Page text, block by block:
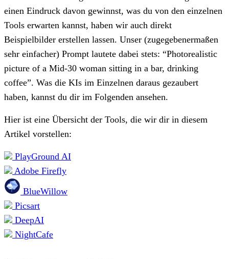
einen Eindruck davon gewinnst, was du von den einzelnen
Tools erwarten kannst, haben wir auch direkt
Beispielbilder erstellen lassen. Unser (zugegebenermaßen
sehr einfacher) Prompt lautete dabei stets: “Photorealistic
picture of a Mid-30 woman sitting in a bar, drinking
coffee”. Was die KIs im Einzelnen daraus gezaubert
haben, kannst du dir im Folgenden ansehen.
Hier ist eine Übersicht der Tools, die wir dir in diesem
Artikel vorstellen:
PlayGround AI
Adobe Firefly
BlueWillow
Picsart
DeepAI
NightCafe